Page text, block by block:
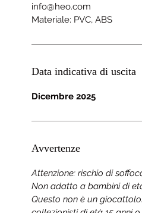
info@heo.com
Materiale: PVC, ABS
Data indicativa di uscita
Dicembre 2025
Avvertenze
Attenzione: rischio di
Non adatto a bambini di
Questo non è un